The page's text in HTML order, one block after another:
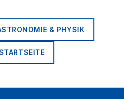
& PHYSIK